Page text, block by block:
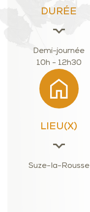
DURÉE
Demi-journée
10h - 12h30
LIEU(X)
Suze-la-Rousse